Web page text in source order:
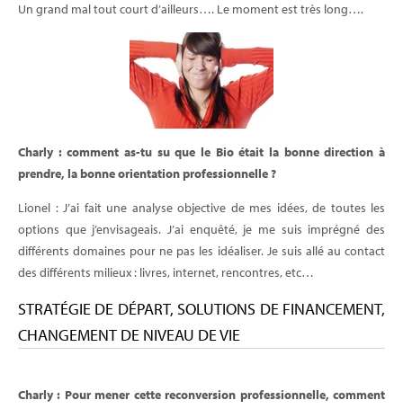
Un grand mal tout court d’ailleurs…. Le moment est très long….
Charly : comment as-tu su que le Bio était la bonne direction à
prendre, la bonne orientation professionnelle ?
Lionel : J’ai fait une analyse objective de mes idées, de toutes les
options que j’envisageais. J’ai enquêté, je me suis imprégné des
différents domaines pour ne pas les idéaliser. Je suis allé au contact
des différents milieux : livres, internet, rencontres, etc…
STRATÉGIE DE DÉPART, SOLUTIONS DE FINANCEMENT,
CHANGEMENT DE NIVEAU DE VIE
Charly : Pour mener cette reconversion professionnelle, comment